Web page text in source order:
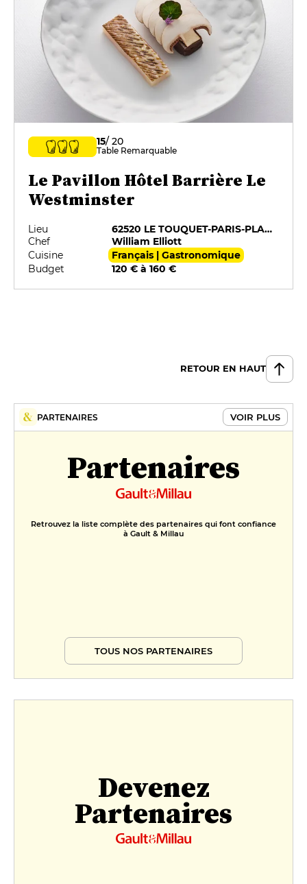
15/ 20
Table Remarquable
Le Pavillon Hôtel Barrière Le
Westminster
Lieu
62520 LE TOUQUET-PARIS-PLAGE
Chef
William Elliott
Cuisine
Français | Gastronomique
Budget
120 € à 160 €
RETOUR EN HAUT
PARTENAIRES VOIR PLUS
Partenaires
Retrouvez la liste complète des partenaires qui font confiance
à Gault & Millau
TOUS NOS PARTENAIRES
Devenez
Partenaires